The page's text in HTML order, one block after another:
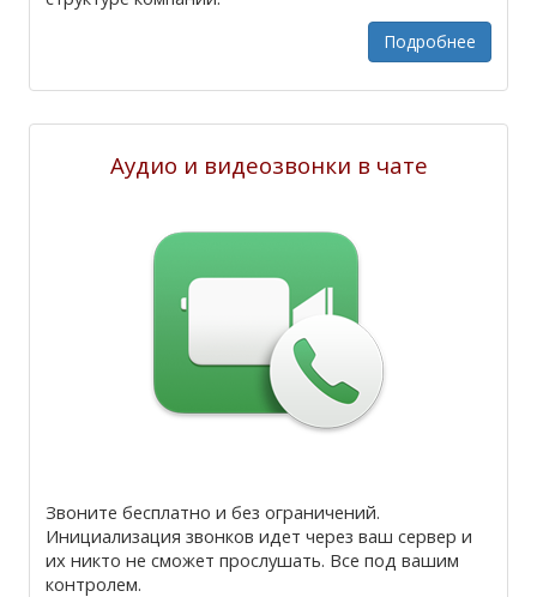
Подробнее
Аудио и видеозвонки в чате
Звоните бесплатно и без ограничений.
Инициализация звонков идет через ваш сервер и
их никто не сможет прослушать. Все под вашим
контролем.